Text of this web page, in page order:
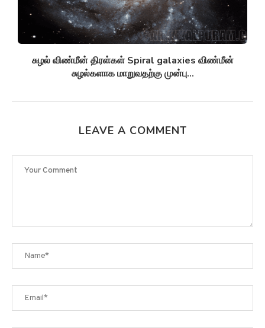
சுழல் விண்மீன் திரள்கள் Spiral galaxies விண்மீன்
சுழல்களாக மாறுவதற்கு முன்பு...
LEAVE A COMMENT